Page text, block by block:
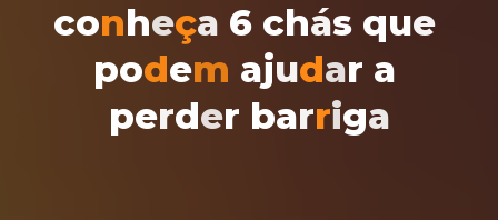
conheça 6 chás que
podem ajudar a
perder barriga